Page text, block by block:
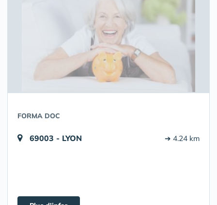
FORMA DOC
69003 - LYON ➔ 4.24 km